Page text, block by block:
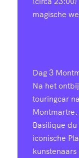
magische
Dag 3
Na het
touringcar
Basilique
iconische